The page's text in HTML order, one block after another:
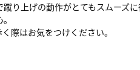
り上げの動作がとてもスムーズに
際はお気をつけください。